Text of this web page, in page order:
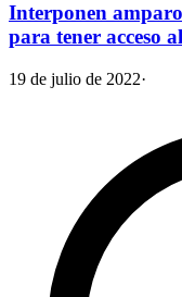
Interponen
para tener acceso
19 de julio de 2022·